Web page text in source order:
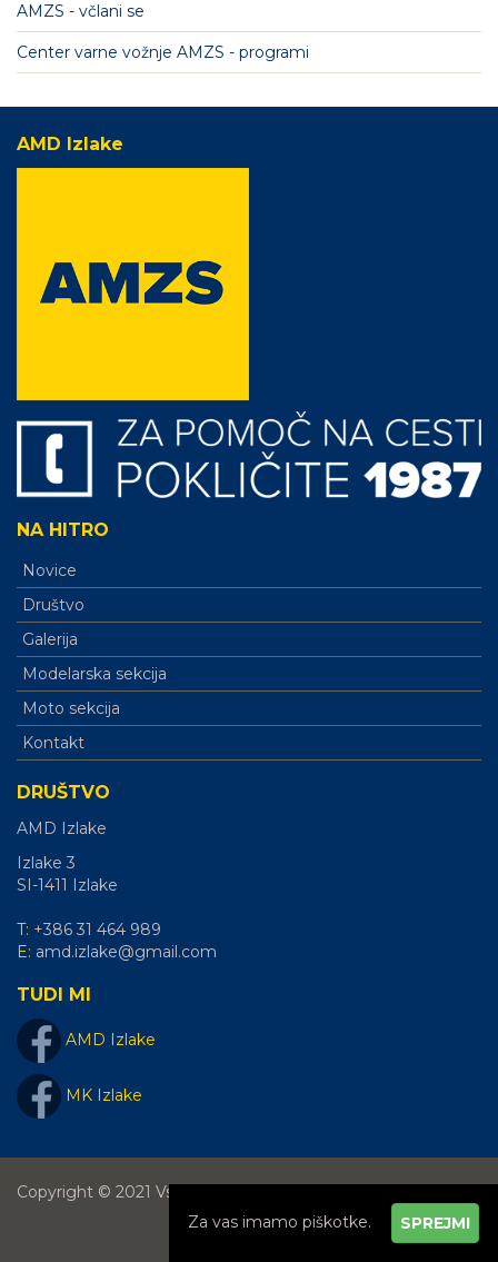
AMZS - včlani se
Center varne vožnje AMZS - programi
AMD Izlake
NA HITRO
Novice
Društvo
Galerija
Modelarska sekcija
Moto sekcija
Kontakt
DRUŠTVO
AMD Izlake
Izlake 3
SI-1411 Izlake
T: +386 31 464 989
E: amd.izlake@gmail.com
TUDI MI
AMD Izlake
MK Izlake
Copyright © 2021 Vse pravice pridržane.
|Splošni pogoji Piškotki
SPREJMI